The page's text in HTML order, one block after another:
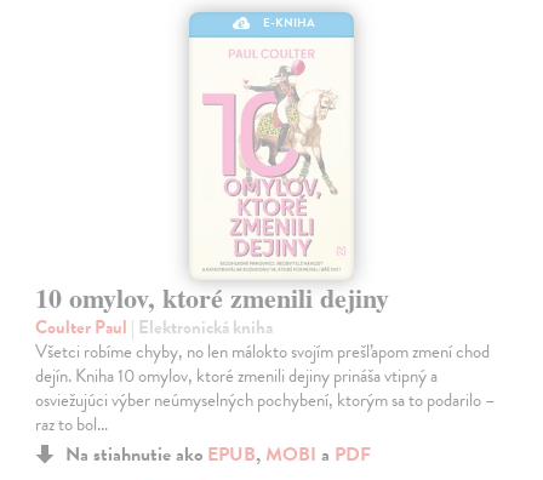
E-KNIHA
10 omylov, ktoré zmenili dejiny
Coulter Paul | Elektronická kniha
Všetci robíme chyby, no len málokto svojím prešľapom zmení chod
dejín. Kniha 10 omylov, ktoré zmenili dejiny prináša vtipný a
osviežujúci výber neúmyselných pochybení, ktorým sa to podarilo –
raz to bol…
Na stiahnutie ako EPUB, MOBI a PDF